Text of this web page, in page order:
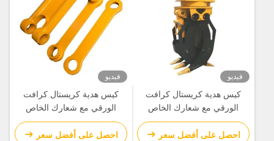
فيديو
كيس هدية كريستال كرافت
الورقي مع شعارك الخاص
لحفلة عيد الميلاد الزخرفية
احصل على أفضل سعر
فيديو
كيس هدية كريستال كرافت
الورقي مع شعارك الخاص
لحفلة عيد الميلاد الزخرفية
احصل على أفضل سعر